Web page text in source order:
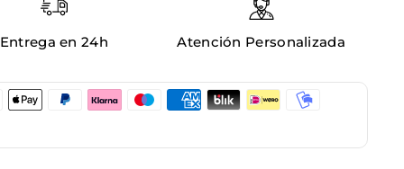
Entrega en 24h Atención Personalizada